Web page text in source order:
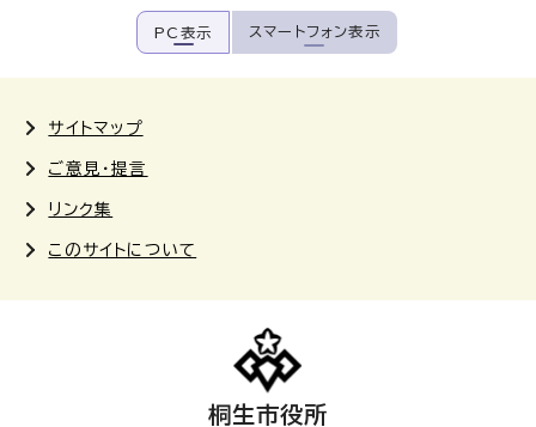
PC表示 スマートフォン表示
サイトマップ
ご意見・提言
リンク集
このサイトについて
桐生市役所